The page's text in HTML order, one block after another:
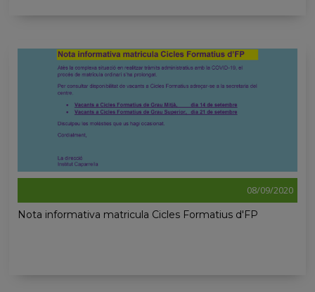
08/09/2020
Nota informativa matricula Cicles Formatius d'FP